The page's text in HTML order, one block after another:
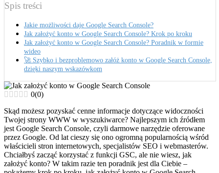
0(0)
Skąd możesz pozyskać cenne informacje dotyczące widoczności
Twojej strony WWW w wyszukiwarce? Najlepszym ich źródłem
jest Google Search Console, czyli darmowe narzędzie oferowane
przez Google. Od lat cieszy się ono ogromną popularnością wśród
właścicieli stron internetowych, specjalistów SEO i webmasterów.
Chciałbyś zacząć korzystać z funkcji GSC, ale nie wiesz, jak
założyć konto? W takim razie ten poradnik jest dla Ciebie –
Spis treści
Jakie możliwości daje Google Search Console?
Jak założyć konto w Google Search Console? Krok po kroku
Jak założyć konto w Google Search Console? Poradnik w formie
wideo
🚀 Szybko i bezproblemowo załóż konto w Google Search Console,
dzięki naszym wskazówkom